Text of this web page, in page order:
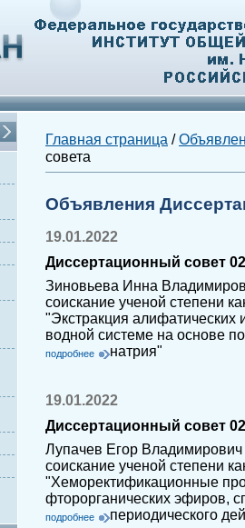
Главная страница /
совета
Объявления
19.01.2022
Диссертационный совет
Зиновьева Инна
соискание ученой степени
"Экстракция алифатических
водной системе на основе
натрия"
подробнее
19.01.2022
Диссертационный совет
Лупачев Егор
соискание ученой степени
"Хеморектификационные
фторорганических эфиров,
периодического
подробнее